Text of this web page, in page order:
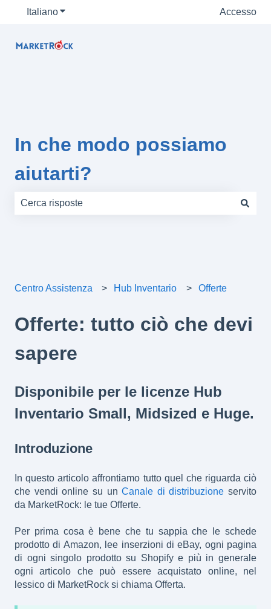
ItalianoMostra sottomenu per le traduzioni Accesso
In che modo possiamo
aiutarti?
Centro Assistenza Hub Inventario Offerte
Offerte: tutto ciò che devi
sapere
Disponibile per le licenze Hub
Inventario Small, Midsized e Huge.
Introduzione
In questo articolo affrontiamo tutto quel che riguarda ciò
che vendi online su unCanale di distribuzione servito
da MarketRock: le tue Offerte.
Per prima cosa è bene che tu sappia che le schede
prodotto di Amazon, lee inserzioni di eBay, ogni pagina
di ogni singolo prodotto su Shopify e più in generale
ogni articolo che può essere acquistato online, nel
lessico di MarketRock si chiama Offerta.